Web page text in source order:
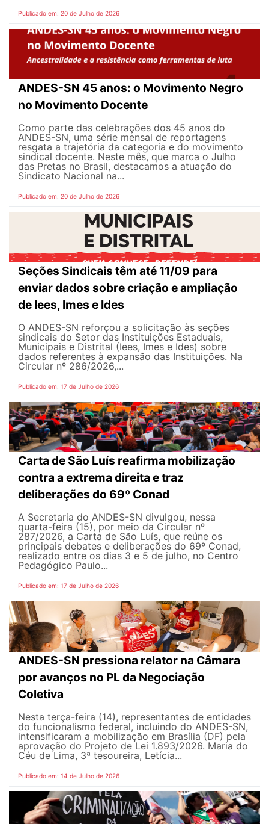
Publicado em: 20 de Julho de 2026
ANDES-SN 45 anos: o Movimento Negro
no Movimento Docente
Como parte das celebrações dos 45 anos do
ANDES-SN, uma série mensal de reportagens
resgata a trajetória da categoria e do movimento
sindical docente. Neste mês, que marca o Julho
das Pretas no Brasil, destacamos a atuação do
Sindicato Nacional na...
Publicado em: 20 de Julho de 2026
Seções Sindicais têm até 11/09 para
enviar dados sobre criação e ampliação
de Iees, Imes e Ides
O ANDES-SN reforçou a solicitação às seções
sindicais do Setor das Instituições Estaduais,
Municipais e Distrital (Iees, Imes e Ides) sobre
dados referentes à expansão das Instituições. Na
Circular nº 286/2026,...
Publicado em: 17 de Julho de 2026
Carta de São Luís reafirma mobilização
contra a extrema direita e traz
deliberações do 69º Conad
A Secretaria do ANDES-SN divulgou, nessa
quarta-feira (15), por meio da Circular nº
287/2026, a Carta de São Luís, que reúne os
principais debates e deliberações do 69º Conad,
realizado entre os dias 3 e 5 de julho, no Centro
Pedagógico Paulo...
Publicado em: 17 de Julho de 2026
ANDES-SN pressiona relator na Câmara
por avanços no PL da Negociação
Coletiva
Nesta terça-feira (14), representantes de entidades
do funcionalismo federal, incluindo do ANDES-SN,
intensificaram a mobilização em Brasília (DF) pela
aprovação do Projeto de Lei 1.893/2026. Maria do
Céu de Lima, 3ª tesoureira, Letícia...
Publicado em: 14 de Julho de 2026